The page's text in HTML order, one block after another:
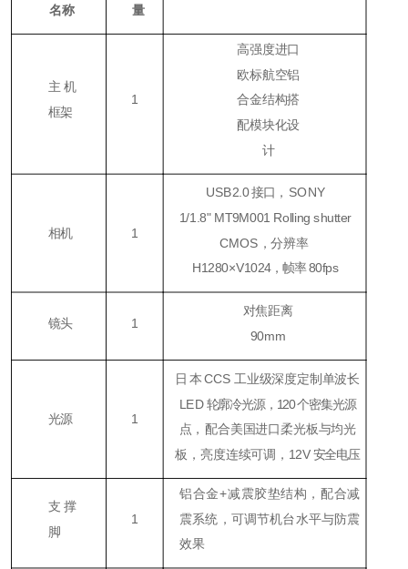
名称 量
主机
框架
1
高强度进口
欧标航空铝
合金结构搭
配模块化设
计
相机 1
USB2.0接口， SONY
1/1.8" MT9M001 Rolling shutter
CMOS，分辨率
H1280×V1024，帧率80fps
镜头 1
对焦距离
90mm
光源 1
日本CCS 工业级深度定制单波长
LED轮廓冷光源，120 个密集光源
点，配合美国进口柔光板与均光
板，亮度连续可调， 12V安全电压
支撑
脚
1
铝合金+减震胶垫结构，配合减
震系统，可调节机台水平与防震
效果